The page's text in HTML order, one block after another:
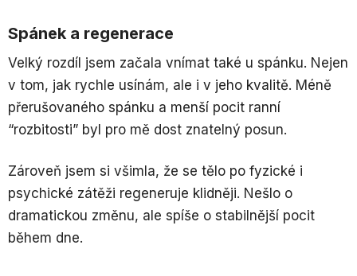
Spánek a regenerace
Velký rozdíl jsem začala vnímat také u spánku. Nejen
v tom, jak rychle usínám, ale i v jeho kvalitě. Méně
přerušovaného spánku a menší pocit ranní
“rozbitosti” byl pro mě dost znatelný posun.
Zároveň jsem si všimla, že se tělo po fyzické i
psychické zátěži regeneruje klidněji. Nešlo o
dramatickou změnu, ale spíše o stabilnější pocit
během dne.